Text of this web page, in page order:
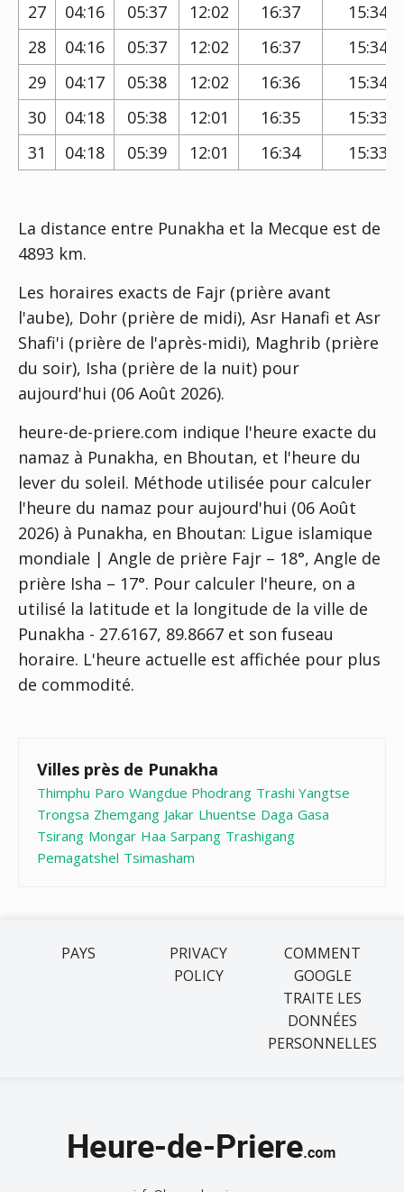
27
04:16 05:37 12:02 16:37
15:34
28
04:16 05:37 12:02 16:37
15:34
29
04:17 05:38 12:02 16:36
15:34
30
04:18 05:38 12:01 16:35
15:33
31
04:18 05:39 12:01 16:34 15:33
La distance entre Punakha et la Mecque est de
4893 km.
Les horaires exacts de Fajr (prière avant
l'aube), Dohr (prière de midi), Asr Hanafi et Asr
Shafi'i (prière de l'après-midi), Maghrib (prière
du soir), Isha (prière de la nuit) pour
aujourd'hui (06 Août 2026).
heure-de-priere.com indique l'heure exacte du
namaz à Punakha, en Bhoutan, et l'heure du
lever du soleil. Méthode utilisée pour calculer
l'heure du namaz pour aujourd'hui (06 Août
2026) à Punakha, en Bhoutan: Ligue islamique
mondiale | Angle de prière Fajr – 18°, Angle de
prière Isha – 17°. Pour calculer l'heure, on a
utilisé la latitude et la longitude de la ville de
Punakha - 27.6167, 89.8667 et son fuseau
horaire. L'heure actuelle est affichée pour plus
de commodité.
Villes près de Punakha
Thimphu Paro Wangdue Phodrang Trashi Yangtse
Trongsa Zhemgang Jakar Lhuentse Daga Gasa
Tsirang Mongar Haa Sarpang Trashigang
Pemagatshel Tsimasham
PAYS
PRIVACY
POLICY
COMMENT
GOOGLE
TRAITE LES
DONNÉES
PERSONNELLES